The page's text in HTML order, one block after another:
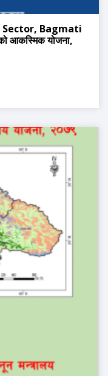
Sector, Bagmati
आकस्मिक योजना,